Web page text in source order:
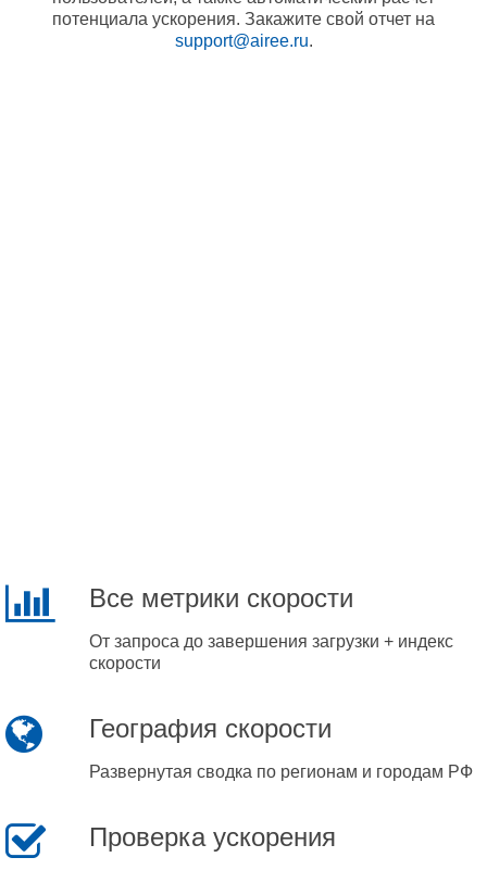
потенциала ускорения. Закажите свой отчет на
support@airee.ru.
Все метрики скорости
От запроса до завершения загрузки + индекс
скорости
География скорости
Развернутая сводка по регионам и городам РФ
Проверка ускорения